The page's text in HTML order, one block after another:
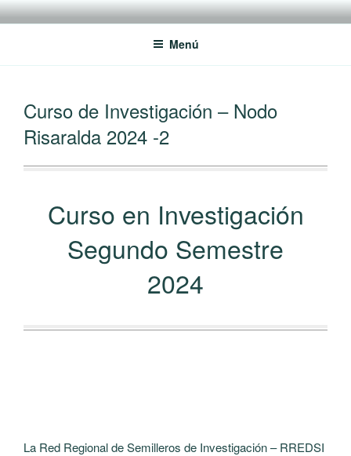
Saltar
al
RREDSI
Red Regional de Semilleros de Investigación RREDSI
Menú
EL
Curso de Investigación – Nodo
Risaralda 2024 -2
Curso en Investigación
Segundo Semestre
2024
La Red Regional de Semilleros de Investigación – RREDSI